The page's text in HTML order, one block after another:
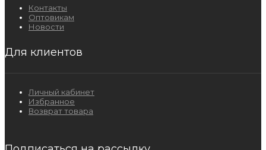
Контакты
Оптовикам
Новости
Для клиентов
Личный кабинет
Избранное
Возврат товара